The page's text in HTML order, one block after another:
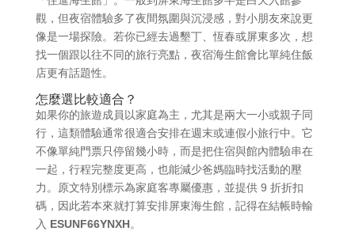
觀，但夜宿體驗多了夜間氛圍與沉浸感，對小朋友來說更
像是一場探險。若你已經去過墾丁、恆春或屏東多次，想
找一個跟以往不同的旅行亮點，夜宿海生館會比單純住飯
店更有話題性。
怎麼選比較適合？
如果你的旅遊成員以家庭為主，尤其是兩大一小或親子同
行，這類體驗通常很適合安排在週末或連假小旅行中。它
不像單純門票只停留幾小時，而是把住宿與館內體驗串在
一起，行程完整度更高，也能減少爸媽臨時找活動的壓
力。原文特別標示為家庭客專屬優惠，並提供 9 折折扣
碼，因此若本來就打算安排屏東海生館，記得在結帳時輸
入 ESUNF66YNXH。